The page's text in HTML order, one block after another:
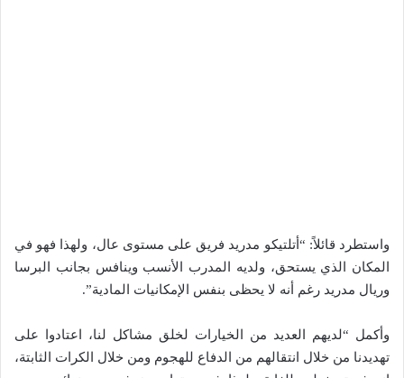
واستطرد قائلاً: “أتلتيكو مدريد فريق على مستوى عال، ولهذا فهو في
المكان الذي يستحق، ولديه المدرب الأنسب وينافس بجانب البرسا
وريال مدريد رغم أنه لا يحظى بنفس الإمكانيات المادية”.
وأكمل “لديهم العديد من الخيارات لخلق مشاكل لنا، اعتادوا على
تهديدنا من خلال انتقالهم من الدفاع للهجوم ومن خلال الكرات الثابتة،